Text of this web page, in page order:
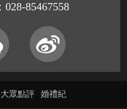
85467558
大眾點評 婚禮紀